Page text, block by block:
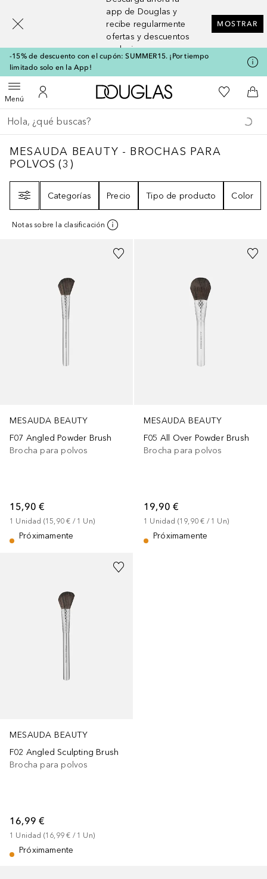
app de Douglas y
recibe regularmente
ofertas y descuentos
exclusivos
MOSTRAR
-15% de descuento con el cupón: SUMMER15. ¡Por tiempo
limitado solo en la App!
MenúAbrir menúMi cuenta
A Douglas HomeMi lista de
A
Regresar
Ejecutar búsqueda
MESAUDA BEAUTY - BROCHAS PARA
MESAUDA BEAUTY - BROCHAS PARA
POLVOS (3 )
Categorías
Precio Tipo de producto Color
Notas sobre la clasificación
MESAUDA BEAUTY
F07 Angled Powder Brush
Brocha para polvos
15,90 €
1 Unidad (15,90 € / 1 Un)
Próximamente
MESAUDA BEAUTY
F05 All Over Powder Brush
Brocha para polvos
19,90 €
1 Unidad (19,90 € / 1 Un)
Próximamente
MESAUDA BEAUTY
F02 Angled Sculpting Brush
Brocha para polvos
16,99 €
1 Unidad (16,99 € / 1 Un)
Próximamente
[navigation.slideout.screenreader]